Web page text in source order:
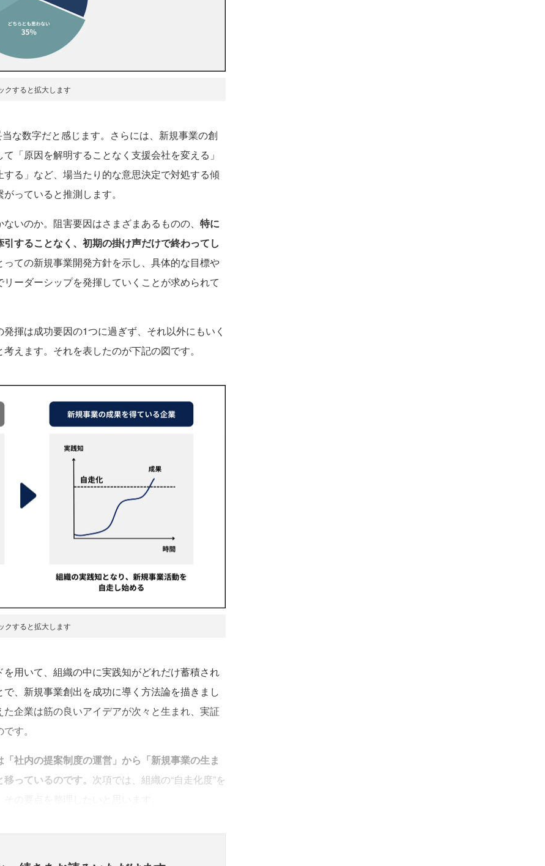
クすると拡大します
な数字だと感じます。さらには、新規事業の創
「原因を解明することなく支援会社を変える」
する」など、場当たり的な意思決定で対処する傾
っていると推測します。
いのか。阻害要因はさまざまあるものの、 特に
することなく、初期の掛け声だけで終わってし
ての新規事業開発方針を示し、具体的な目標や
ーダーシップを発揮していくことが求められて
揮は成功要因の1つに過ぎず、それ以外にもいく
えます。それを表したのが下記の図です。
クすると拡大します
用いて、組織の中に実践知がどれだけ蓄積され
、新規事業創出を成功に導く方法論を描きまし
企業は筋の良いアイデアが次々と生まれ、実証
す。
社内の提案制度の運営」から「新規事業の生ま
っているのです。 次項では、組織の“自走化度”を